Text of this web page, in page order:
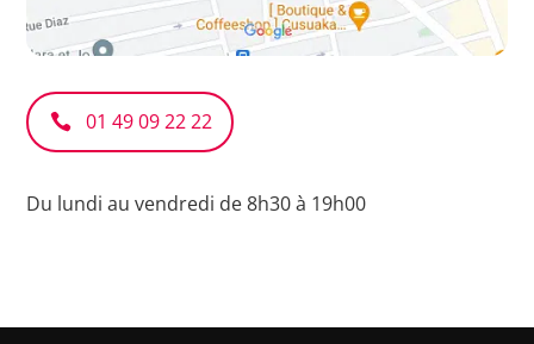
01 49 09 22 22
Du lundi au vendredi de 8h30 à 19h00